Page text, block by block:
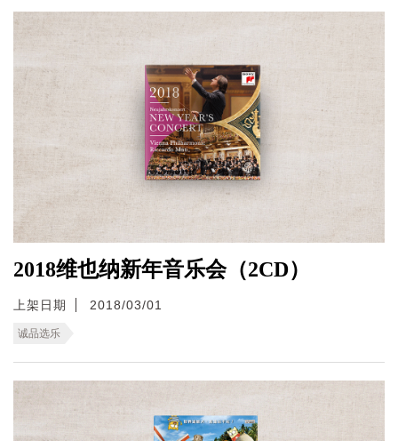
2018维也纳新年音乐会（2CD）
上架日期 2018/03/01
诚品选乐